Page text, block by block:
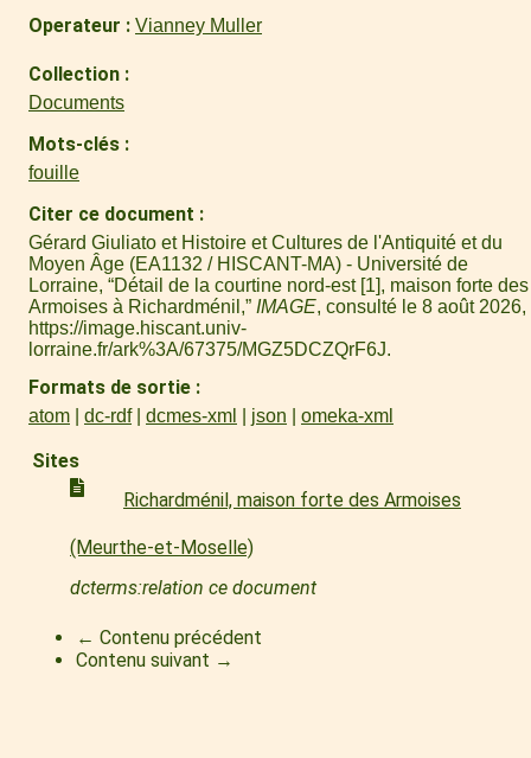
Operateur Vianney Muller
Collection
Documents
Mots-clés
fouille
Citer ce document
Gérard Giuliato et Histoire et Cultures de l'Antiquité et du
Moyen Âge (EA1132 / HISCANT-MA) - Université de
Lorraine, “Détail de la courtine nord-est [1], maison forte des
Armoises à Richardménil,” IMAGE, consulté le 8 août 2026,
https://image.hiscant.univ-
lorraine.fr/ark%3A/67375/MGZ5DCZQrF6J.
Formats de sortie
atom dc-rdf dcmes-xml json omeka-xml
Sites
Richardménil, maison forte des Armoises
(Meurthe-et-Moselle)
dcterms:relation ce document
← Contenu précédent
Contenu suivant →